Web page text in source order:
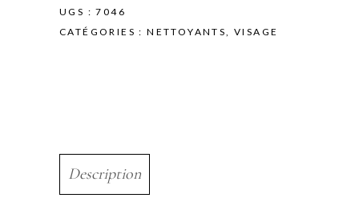
UGS :7046
CATÉGORIES :NETTOYANTS,VISAGE
Description